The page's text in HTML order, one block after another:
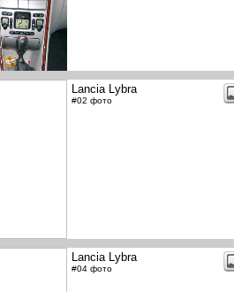
Lancia Lybra
#02 фото
Lancia Lybra
#04 фото